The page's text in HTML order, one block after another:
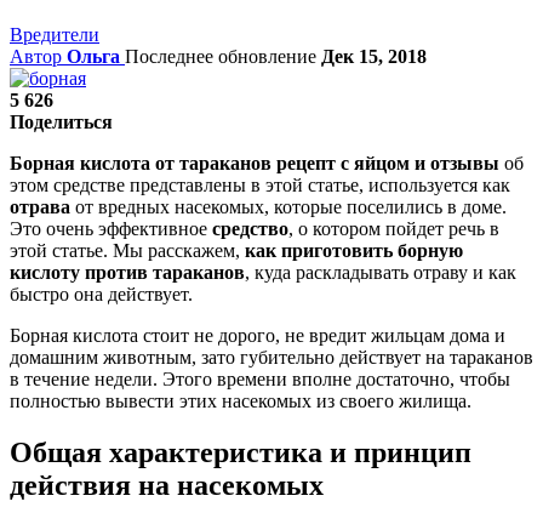
Вредители
Автор Ольга Последнее обновление Дек 15, 2018
5 626
Поделиться
Борная кислота от тараканов рецепт с яйцом и отзывы об
этом средстве представлены в этой статье, используется как
отрава от вредных насекомых, которые поселились в доме.
Это очень эффективное средство, о котором пойдет речь в
этой статье. Мы расскажем, как приготовить борную
кислоту против тараканов, куда раскладывать отраву и как
быстро она действует.
Борная кислота стоит не дорого, не вредит жильцам дома и
домашним животным, зато губительно действует на тараканов
в течение недели. Этого времени вполне достаточно, чтобы
полностью вывести этих насекомых из своего жилища.
Общая характеристика и принцип
действия на насекомых